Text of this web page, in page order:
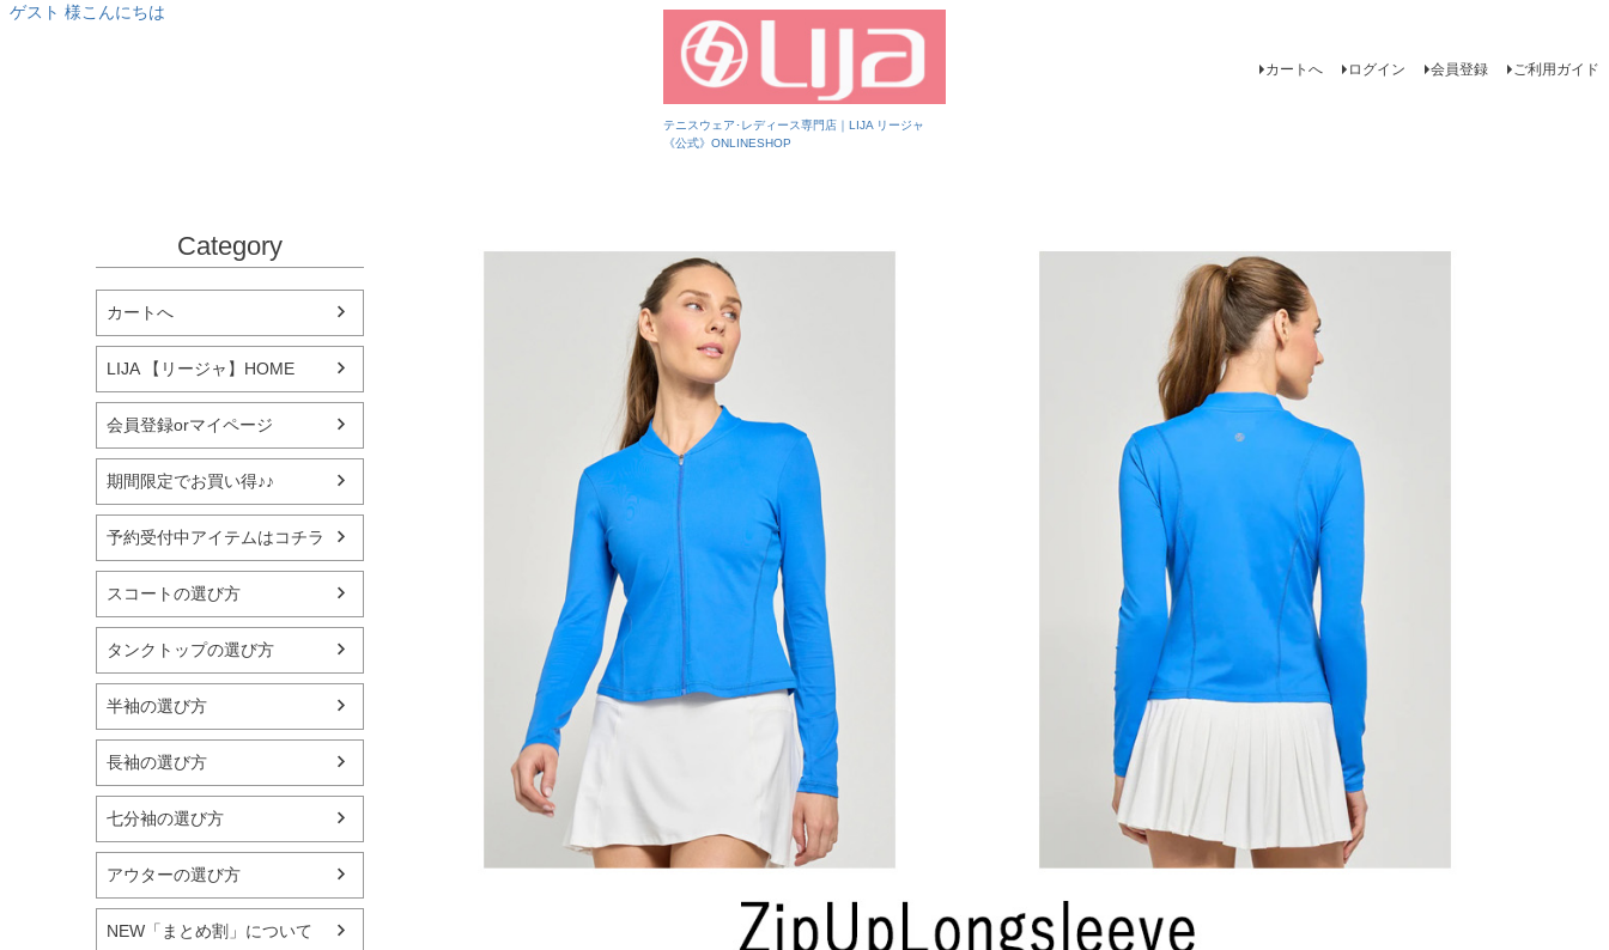
テニスウェア･レディース専門店｜LIJA リージャ
《公式》ONLINESHOP
ゲスト 様こんにちは
カートへ ログイン 会員登録 ご利用ガイド
Category
カートへ
LIJA 【リージャ】HOME
会員登録orマイページ
期間限定でお買い得♪♪
予約受付中アイテムはコチラ
スコートの選び方
タンクトップの選び方
半袖の選び方
長袖の選び方
七分袖の選び方
アウターの選び方
NEW「まとめ割」について